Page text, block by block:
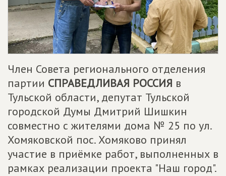
Член Совета регионального отделения
партии СПРАВЕДЛИВАЯ РОССИЯ в
Тульской области, депутат Тульской
городской Думы Дмитрий Шишкин
совместно с жителями дома № 25 по ул.
Хомяковской пос. Хомяково принял
участие в приёмке работ, выполненных в
рамках реализации проекта "Наш город".